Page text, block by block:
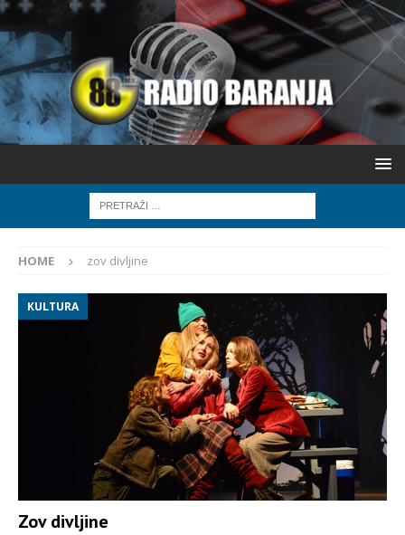
HOME zov divljine
KULTURA
Zov divljine